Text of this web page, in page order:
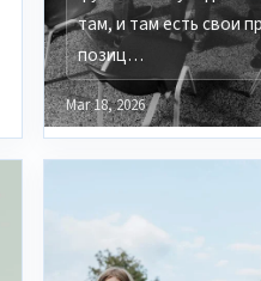
там, и там есть свои
позиц…
Mar 18, 2026